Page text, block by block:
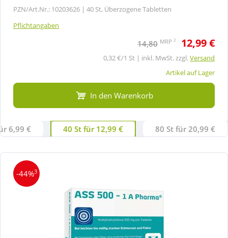
PZN/Art.Nr.: 10203626 | 40 St, Überzogene Tabletten
Pflichtangaben
14,80 MRP 2 12,99 €
0,32 €/1 St | inkl. MwSt. zzgl.Versand
Artikel auf Lager
In den Warenkorb
6,99 € 40 St für 12,99 € 80 St für 20,99 €
-44%3